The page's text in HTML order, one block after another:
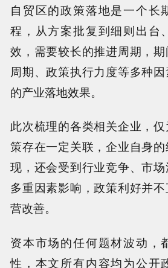
自贸区的政策落地是一个长
程，从方案批复到细则出台
效，需要较长的推进周期，
周期、政策执行力度等多种
的产业落地效果。
此次梳理的各类相关企业，
策存在一定关联，企业自身
现，还会受到行业竞争、市
多重因素影响，政策利好并
营改善。
资本市场的任何题材波动，
性，本文所有内容均为公开